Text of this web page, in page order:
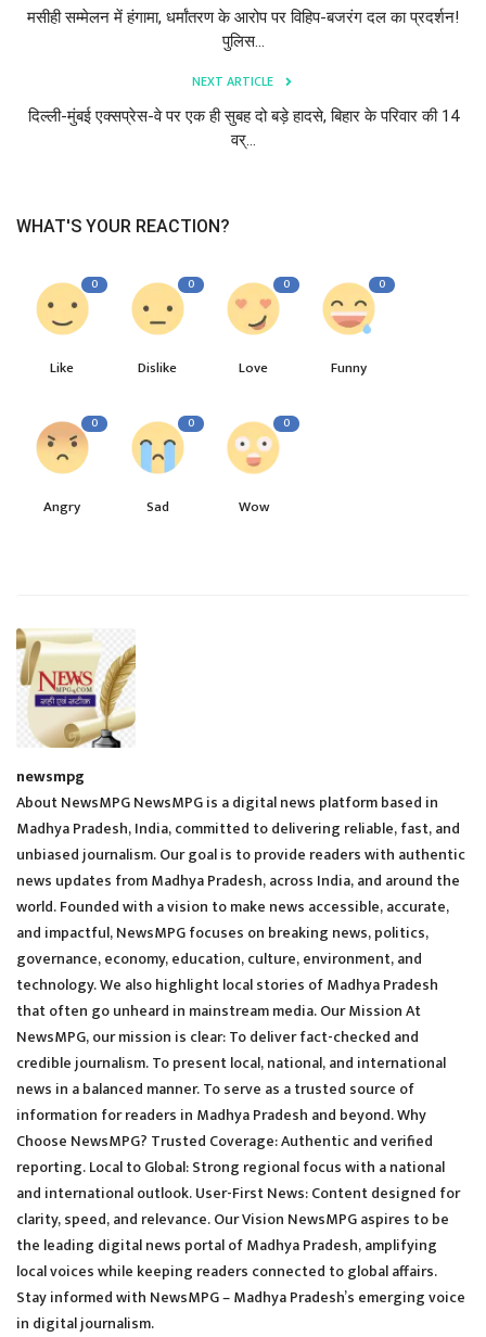
मसीही सम्मेलन में हंगामा, धर्मांतरण के आरोप पर विहिप-बजरंग दल का प्रदर्शन!
पुलिस...
NEXT ARTICLE
दिल्ली-मुंबई एक्सप्रेस-वे पर एक ही सुबह दो बड़े हादसे, बिहार के परिवार की 14
वर्...
WHAT'S YOUR REACTION?
0
Like
0
Dislike
0
Love
0
Funny
0
Angry
0
Sad
0
Wow
newsmpg
About NewsMPG NewsMPG is a digital news platform based in
Madhya Pradesh, India, committed to delivering reliable, fast, and
unbiased journalism. Our goal is to provide readers with authentic
news updates from Madhya Pradesh, across India, and around the
world. Founded with a vision to make news accessible, accurate,
and impactful, NewsMPG focuses on breaking news, politics,
governance, economy, education, culture, environment, and
technology. We also highlight local stories of Madhya Pradesh
that often go unheard in mainstream media. Our Mission At
NewsMPG, our mission is clear: To deliver fact-checked and
credible journalism. To present local, national, and international
news in a balanced manner. To serve as a trusted source of
information for readers in Madhya Pradesh and beyond. Why
Choose NewsMPG? Trusted Coverage: Authentic and verified
reporting. Local to Global: Strong regional focus with a national
and international outlook. User-First News: Content designed for
clarity, speed, and relevance. Our Vision NewsMPG aspires to be
the leading digital news portal of Madhya Pradesh, amplifying
local voices while keeping readers connected to global affairs.
Stay informed with NewsMPG – Madhya Pradesh’s emerging voice
in digital journalism.